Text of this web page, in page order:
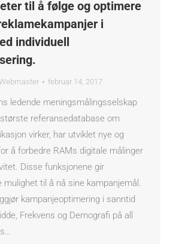
til å følge og optimere
i
individuell
februar 14, 2017
ledende meningsmålingsselskap
referansedatabase om
virker, har utviklet nye og
å forbedre RAMs digitale målinger
Disse funksjonene gir
til å nå sine kampanjemål.
kampanjeoptimering i sanntid
Frekvens og Demografi på all